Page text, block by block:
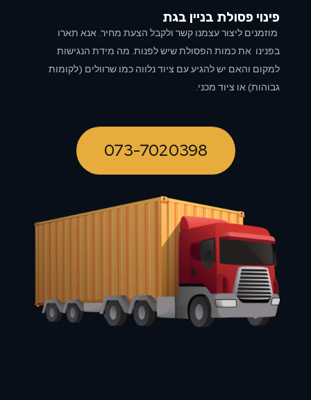
פינוי פסולת בניין בגת
מוזמנים ליצור עצמנו קשר ולקבל הצעת מחיר. אנא תארו
בפנינו את כמות הפסולת שיש לפנות. מה מידת הנגישות
למקום והאם יש להגיע עם ציוד נלווה כמו שרוולים (לקומות
גבוהות) או ציוד מכני.
073-7020398